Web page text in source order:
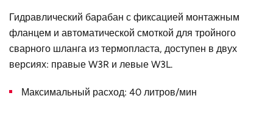
A, мм
F, мм
E, мм
B, мм
Гидравлический барабан с фиксацией монтажным
фланцем и автоматической смоткой для тройного
сварного шланга из термопласта, доступен в двух
версиях: правые W3R и левые W3L.
Максимальный расход: 40 литров/мин